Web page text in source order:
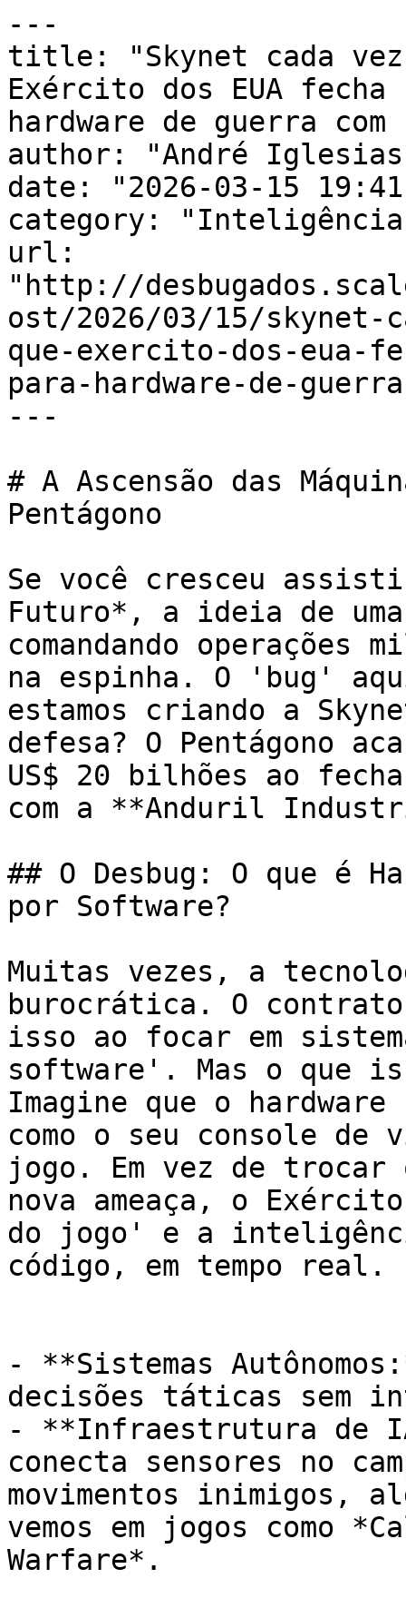
---
title: "Skynet cada
Exército dos EUA
hardware de guerra com
author: "André
date: "2026-03-15
category:
url:
"http://
ost/2026/03/15/skynet-
que-exercito-dos-eua-
para-hardware-de-
---
# A Ascensão das
Pentágono
Se você cresceu
Futuro*, a ideia de
comandando
na espinha. O 'bug'
estamos criando a
defesa? O Pentágono
US$ 20 bilhões ao
com a **Anduril
## O Desbug: O que é
por Software?
Muitas vezes, a
burocrática. O
isso ao focar em
software'. Mas o que
Imagine que o
como o seu console de
jogo. Em vez de
nova ameaça, o
do jogo' e a
código, em tempo real.
- **Sistemas
decisões táticas sem
- **Infraestrutura de
conecta sensores no
movimentos inimigos,
vemos em jogos como
Warfare*.